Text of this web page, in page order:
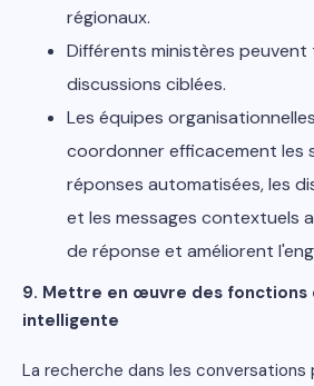
régionaux.
Différents ministères peuvent
discussions ciblées.
Les équipes
coordonner efficacement les
réponses automatisées, les
et les messages contextuels
de réponse et améliorent
9. Mettre en œuvre des fonctions
intelligente
La recherche dans les